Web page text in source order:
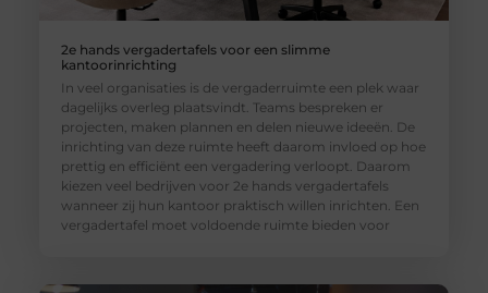
2e hands vergadertafels voor een slimme
kantoorinrichting
In veel organisaties is de vergaderruimte een plek waar
dagelijks overleg plaatsvindt. Teams bespreken er
projecten, maken plannen en delen nieuwe ideeën. De
inrichting van deze ruimte heeft daarom invloed op hoe
prettig en efficiënt een vergadering verloopt. Daarom
kiezen veel bedrijven voor 2e hands vergadertafels
wanneer zij hun kantoor praktisch willen inrichten. Een
vergadertafel moet voldoende ruimte bieden voor